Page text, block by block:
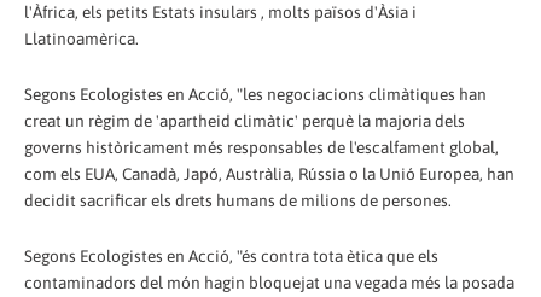
l'Àfrica, els petits Estats insulars , molts països d'Àsia i
Llatinoamèrica.
Segons Ecologistes en Acció, "les negociacions climàtiques han
creat un règim de 'apartheid climàtic' perquè la majoria dels
governs històricament més responsables de l'escalfament global,
com els EUA, Canadà, Japó, Austràlia, Rússia o la Unió Europea, han
decidit sacrificar els drets humans de milions de persones.
Segons Ecologistes en Acció, "és contra tota ètica que els
contaminadors del món hagin bloquejat una vegada més la posada